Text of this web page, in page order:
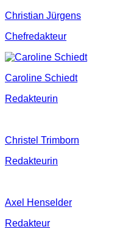
Christian Jürgens
Chefredakteur
Caroline Schiedt
Redakteurin
Christel Trimborn
Redakteurin
Axel Henselder
Redakteur